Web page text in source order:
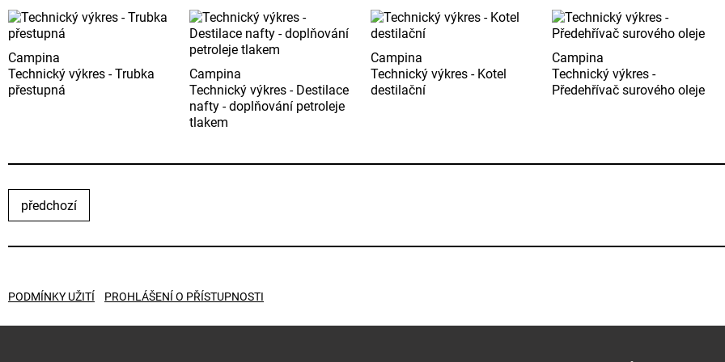
Campina
Technický výkres - Trubka
přestupná
Campina
Technický výkres - Destilace
nafty - doplňování petroleje
tlakem
Campina
Technický výkres - Kotel
destilační
Campina
Technický výkres -
Předehřívač surového oleje
předchozí
PODMÍNKY UŽITÍ PROHLÁŠENÍ O PŘÍSTUPNOSTI